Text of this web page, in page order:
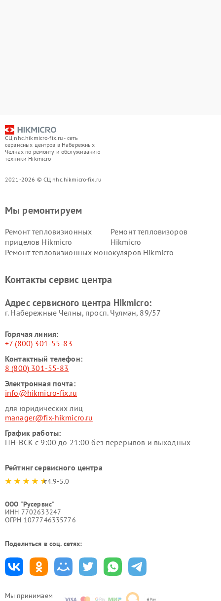
СЦ nhc.hikmicro-fix.ru - сеть
сервисных центров в Набережных
Челнах по ремонту и обслуживанию
техники Hikmicro
2021-2026 © СЦ nhc.hikmicro-fix.ru
Мы принимаем
Мы ремонтируем
Ремонт тепловизионных
прицелов Hikmicro
Ремонт тепловизоров
Hikmicro
Ремонт тепловизионных монокуляров Hikmicro
Контакты сервис центра
Адрес сервисного центра Hikmicro:
г. Набережные Челны, просп. Чулман, 89/57
Горячая линия:
+7 (800) 301-55-83
Контактный телефон:
8 (800) 301-55-83
Электронная почта:
info@hikmicro-fix.ru
для юридических лиц
manager@fix-hikmicro.ru
График работы:
ПН-ВСК с 9:00 до 21:00 без перерывов и выходных
Рейтинг сервисного центра
4.9-5.0
ООО "Русервис"
ИНН 7702633247
ОГРН 1077746335776
Поделиться в соц. сетях: